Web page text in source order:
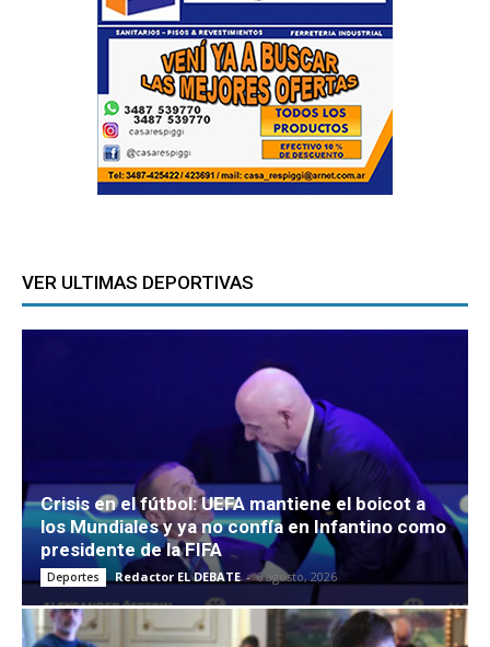
VER ULTIMAS DEPORTIVAS
Crisis en el fútbol: UEFA mantiene el boicot a
los Mundiales y ya no confía en Infantino como
presidente de la FIFA
Deportes Redactor EL DEBATE - 6 agosto, 2026